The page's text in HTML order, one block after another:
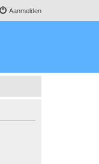
Aanmelden